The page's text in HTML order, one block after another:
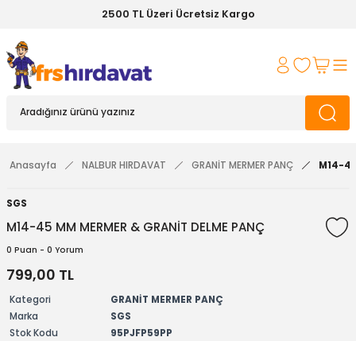
2500 TL Üzeri Ücretsiz Kargo
Anasayfa NALBUR HIRDAVAT GRANİT MERMER PANÇ M14-45
SGS
M14-45 MM MERMER & GRANİT DELME PANÇ
0 Puan - 0 Yorum
799,00 TL
Kategori
GRANİT MERMER PANÇ
Marka
SGS
Stok Kodu
95PJFP59PP